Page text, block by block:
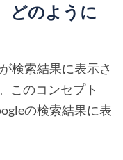
どのように
検索結果に表示さ
このコンセプト
の検索結果に表